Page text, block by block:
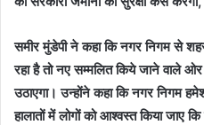
समीर मुंडेपी ने कहा कि नगर निगम से
रहा है तो नए सम्मलित किये जाने वाले
उठाएगा। उन्होंने कहा कि नगर निगम
हालातों में लोगों को आश्वस्त किया जाए